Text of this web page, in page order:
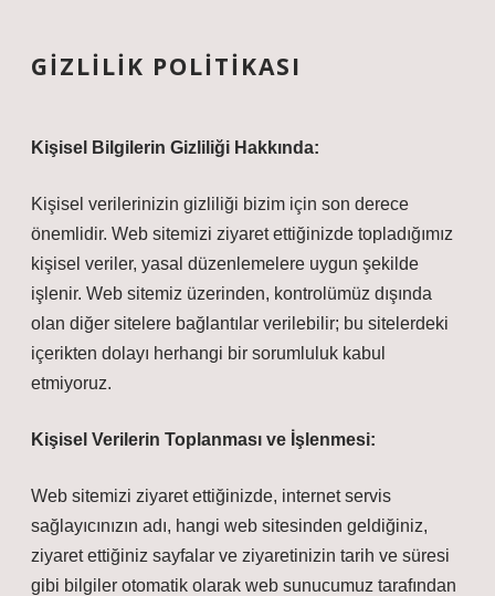
GIZLILIK POLITIKASI
Kişisel Bilgilerin Gizliliği Hakkında:
Kişisel verilerinizin gizliliği bizim için son derece
önemlidir. Web sitemizi ziyaret ettiğinizde topladığımız
kişisel veriler, yasal düzenlemelere uygun şekilde
işlenir. Web sitemiz üzerinden, kontrolümüz dışında
olan diğer sitelere bağlantılar verilebilir; bu sitelerdeki
içerikten dolayı herhangi bir sorumluluk kabul
etmiyoruz.
Kişisel Verilerin Toplanması ve İşlenmesi:
Web sitemizi ziyaret ettiğinizde, internet servis
sağlayıcınızın adı, hangi web sitesinden geldiğiniz,
ziyaret ettiğiniz sayfalar ve ziyaretinizin tarih ve süresi
gibi bilgiler otomatik olarak web sunucumuz tarafından